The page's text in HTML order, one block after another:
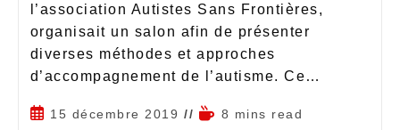
l’association Autistes Sans Frontières,
organisait un salon afin de présenter
diverses méthodes et approches
d’accompagnement de l’autisme. Ce…
15 décembre 2019 8 mins read